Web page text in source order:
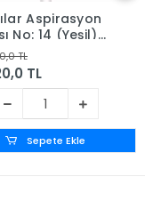
Aspirasyon
No: 14 (Yeşil) -
TL
TL
Sepete Ekle